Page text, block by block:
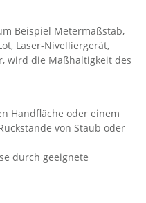
Beispiel Metermaßstab,
Laser-Nivelliergerät,
wird die Maßhaltigkeit des
Handfläche oder einem
von Staub oder
durch geeignete